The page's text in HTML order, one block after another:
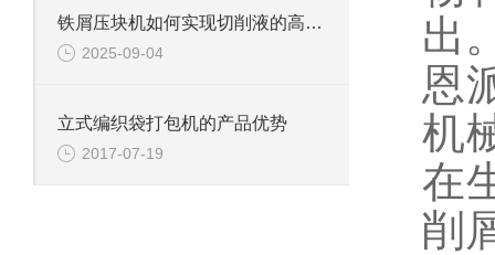
铁屑压块机如何实现切削液的高效回收？
2025-09-04
立式编织袋打包机的产品优势
2017-07-19
出
恩
机
在
削